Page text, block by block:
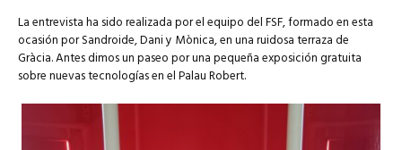
La entrevista ha sido realizada por el equipo del FSF, formado en esta
ocasión por Sandroide, Dani y Mònica, en una ruidosa terraza de
Gràcia. Antes dimos un paseo por una pequeña exposición gratuita
sobre nuevas tecnologías en el Palau Robert.